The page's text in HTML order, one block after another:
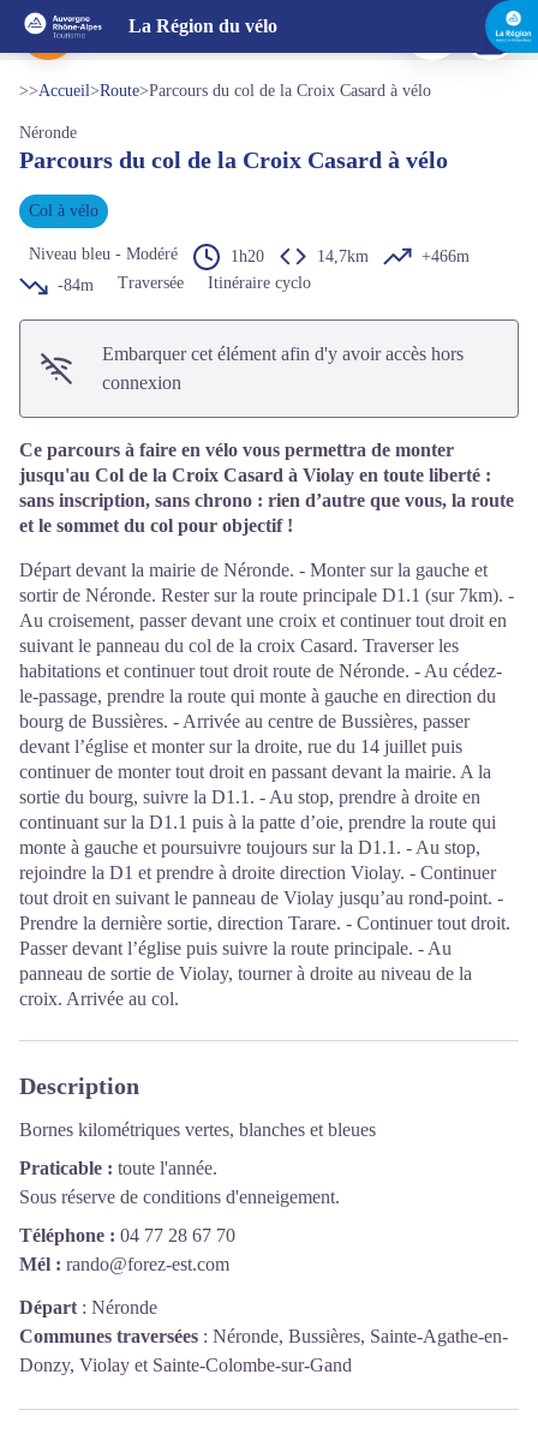
La Région du vélo
Voir l'image en plein écran
>>Accueil>Route>Parcours du col de la Croix Casard à vélo
Néronde
Parcours du col de la Croix Casard à vélo
Col à vélo
Niveau bleu - Modéré 1h20 14,7km
+466m
-84m
Traversée Itinéraire cyclo
Embarquer cet élément afin d'y avoir accès hors
connexion
Ce parcours à faire en vélo vous permettra de monter
jusqu'au Col de la Croix Casard à Violay en toute liberté :
sans inscription, sans chrono : rien d’autre que vous, la route
et le sommet du col pour objectif !
Départ devant la mairie de Néronde. - Monter sur la gauche et
sortir de Néronde. Rester sur la route principale D1.1 (sur 7km). -
Au croisement, passer devant une croix et continuer tout droit en
suivant le panneau du col de la croix Casard. Traverser les
habitations et continuer tout droit route de Néronde. - Au cédez-
le-passage, prendre la route qui monte à gauche en direction du
bourg de Bussières. - Arrivée au centre de Bussières, passer
devant l’église et monter sur la droite, rue du 14 juillet puis
continuer de monter tout droit en passant devant la mairie. A la
sortie du bourg, suivre la D1.1. - Au stop, prendre à droite en
continuant sur la D1.1 puis à la patte d’oie, prendre la route qui
monte à gauche et poursuivre toujours sur la D1.1. - Au stop,
rejoindre la D1 et prendre à droite direction Violay. - Continuer
tout droit en suivant le panneau de Violay jusqu’au rond-point. -
Prendre la dernière sortie, direction Tarare. - Continuer tout droit.
Passer devant l’église puis suivre la route principale. - Au
panneau de sortie de Violay, tourner à droite au niveau de la
croix. Arrivée au col.
Description
Bornes kilométriques vertes, blanches et bleues
Praticable : toute l'année.
Sous réserve de conditions d'enneigement.
Téléphone : 04 77 28 67 70
Mél : rando@forez-est.com
Départ : Néronde
Communes traversées : Néronde, Bussières, Sainte-Agathe-en-
Donzy, Violay et Sainte-Colombe-sur-Gand